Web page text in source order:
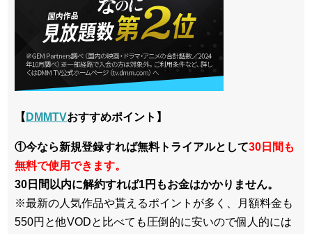
【 DMMTVおすすめポイント】
①今なら新規登録すれば無料トライアルとして30日間も
無料で使用できます。
30日間以内に解約すれば1円もお金はかかりません。
※最新の人気作品や貰えるポイントが多く、月額料金も
550円と他VODと比べても圧倒的に安いので個人的には